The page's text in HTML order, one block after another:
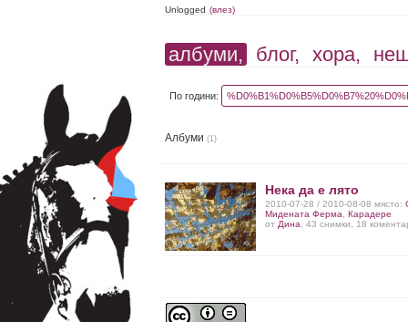
Unlogged (влез)
албуми, блог, хора,
По години:
Албуми(1)
Нека да е лято
2010-07-28 / 2010-08-08 място:
Мидената Ферма
,Карадере
от Дина , 43 снимки, 18